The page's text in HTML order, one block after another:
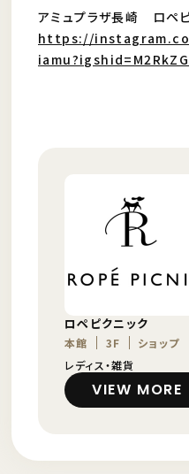
アミュプラザ長崎 ロペ
https://
ロペピクニック
本館 3F
ショップ
レディス・雑貨
VIEW MORE